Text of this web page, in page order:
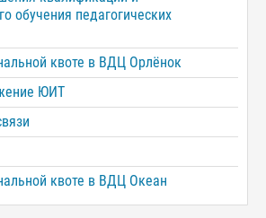
обучения педагогических
квоте в ВДЦ Орлёнок
ЮИТ
квоте в ВДЦ Океан